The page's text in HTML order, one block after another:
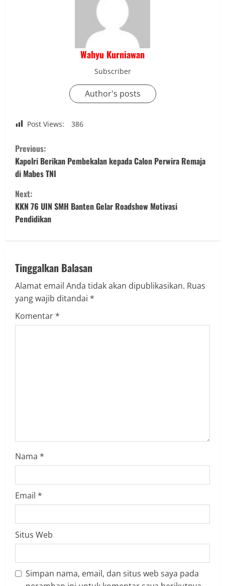
Wahyu Kurniawan
Subscriber
Author's posts
Post Views: 386
C
o
n
t
i
u
e
R
g
Previous:
Kapolri Berikan Pembekalan kepada Calon Perwira Remaja
di Mabes TNI
Next:
KKN 76 UIN SMH Banten Gelar Roadshow Motivasi
Pendidikan
Tinggalkan Balasan
Alamat email Anda tidak akan dipublikasikan. Ruas
yang wajib ditandai *
Komentar*
Nama *
Email *
Situs Web
Simpan nama, email, dan situs web saya pada